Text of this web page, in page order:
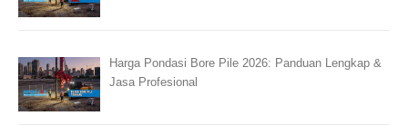
Harga Pondasi Bore Pile 2026: Panduan Lengkap &
Jasa Profesional